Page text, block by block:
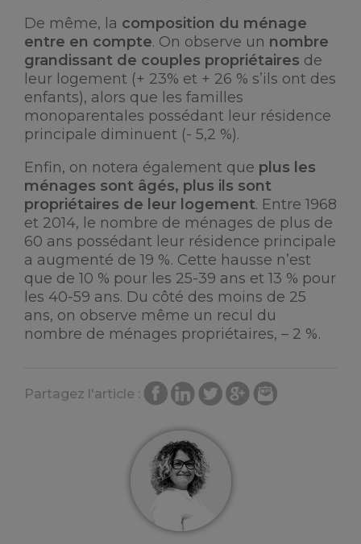
De même, la composition du ménage
entre en compte. On observe un nombre
grandissant de couples propriétaires de
leur logement (+ 23% et + 26 % s’ils ont des
enfants), alors que les familles
monoparentales possédant leur résidence
principale diminuent (- 5,2 %).
Enfin, on notera également que plus les
ménages sont âgés, plus ils sont
propriétaires de leur logement. Entre 1968
et 2014, le nombre de ménages de plus de
60 ans possédant leur résidence principale
a augmenté de 19 %. Cette hausse n’est
que de 10 % pour les 25-39 ans et 13 % pour
les 40-59 ans. Du côté des moins de 25
ans, on observe même un recul du
nombre de ménages propriétaires, – 2 %.
Partagez l'article :